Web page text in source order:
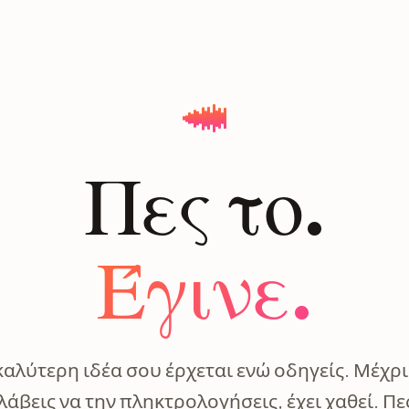
Πες το.
Έγινε.
ιδέα σου έρχεται ενώ οδηγείς.
να την πληκτρολογήσεις, έχει χαθεί.